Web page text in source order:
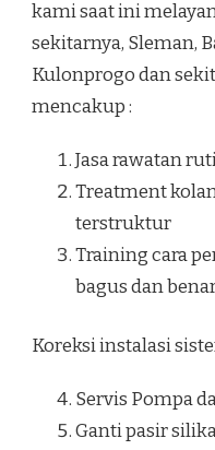
kami saat ini
sekitarnya, Sleman,
Kulonprogo dan
mencakup :
Jasa rawatan
Treatment
terstruktur
Training cara
bagus dan
Koreksi instalasi
Servis Pompa
Ganti pasir